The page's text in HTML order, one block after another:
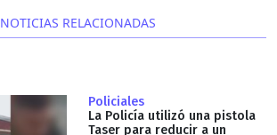
NOTICIAS RELACIONADAS
Policiales
La Policía utilizó una pistola
Taser para reducir a un